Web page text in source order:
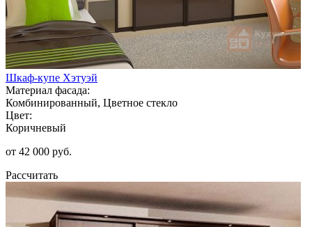
Шкаф-купе Хэтуэй
Материал фасада:
Комбинированный, Цветное стекло
Цвет:
Коричневый
от 42 000 руб.
Рассчитать